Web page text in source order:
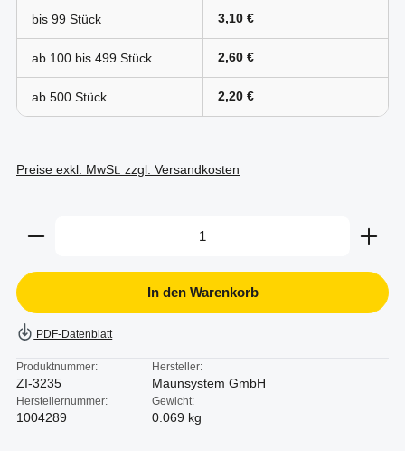
bis 99 3,10 €
ab 100 bis 499 2,60 €
ab 500 2,20 €
Preise exkl. MwSt. zzgl. Versandkosten
Produkt Anzahl: Gib den gewünschten Wert ein
In den Warenkorb
PDF-Datenblatt
Produktnummer:
ZI-3235
Hersteller:
Maunsystem GmbH
Herstellernummer:
1004289
Gewicht:
0.069 kg